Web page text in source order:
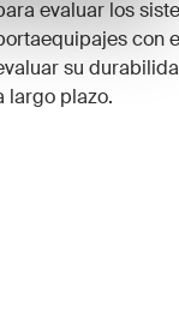
evaluar los
con
su
largo plazo.